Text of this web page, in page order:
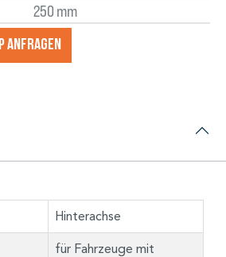
250 mm
anfragеn
Hinterachse
für Fahrzeuge mit